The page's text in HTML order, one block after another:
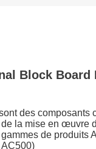
Block
des
la mise en œuvre
de produits